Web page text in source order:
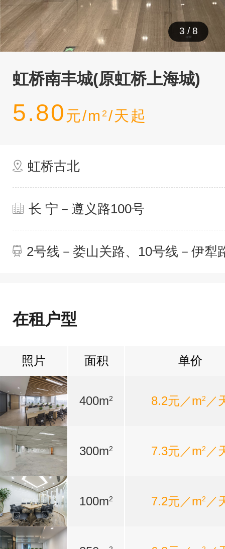
3 /8
虹桥南丰城(原虹桥上海城)
5.80 元/m 2 /天起
虹桥古北
长 宁－遵义路100号
2号线－娄山关路、10号线－伊犁
在租户型
照片 面积 单价
400m2 8.2元／m2 ／
300m2 7.3元／m2 ／
100m2 7.2元／m2 ／